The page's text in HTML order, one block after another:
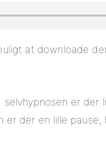
at downloade
selvhypnosen er
er der en lille